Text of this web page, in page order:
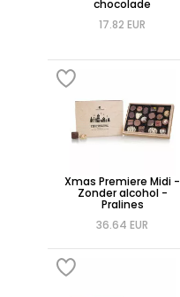
chocolade
17.82 EUR
Xmas Premiere Midi -
Zonder alcohol -
Pralines
36.64 EUR